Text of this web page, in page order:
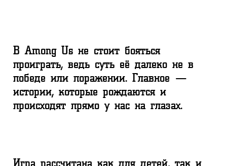
В Among Us не стоит бояться
проиграть, ведь суть её далеко не в
победе или поражении. Главное —
истории, которые рождаются и
происходят прямо у нас на глазах.
Игра рассчитана как для детей, так и